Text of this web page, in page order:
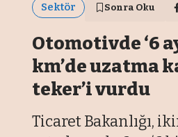
Sektör Sonra Oku
Otomotivde ‘6
km’de uzatma
teker’i vurdu
Ticaret Bakanlığı,